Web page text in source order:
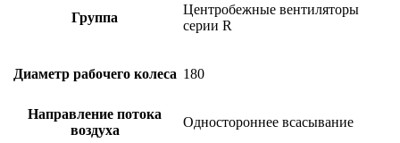
Группа
Центробежные вентиляторы
серии R
Диаметр рабочего колеса 180
Направление потока
воздуха
Одностороннее всасывание